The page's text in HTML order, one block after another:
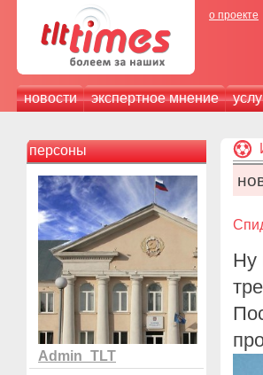
о проекте
новости экспертное мнение
персоны
Admin_TLT
Ну